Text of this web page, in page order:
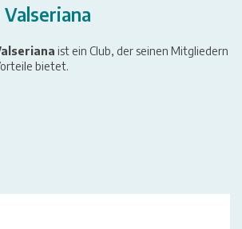
Valseriana
ist ein Club, der seinen Mitgliedern
bietet.